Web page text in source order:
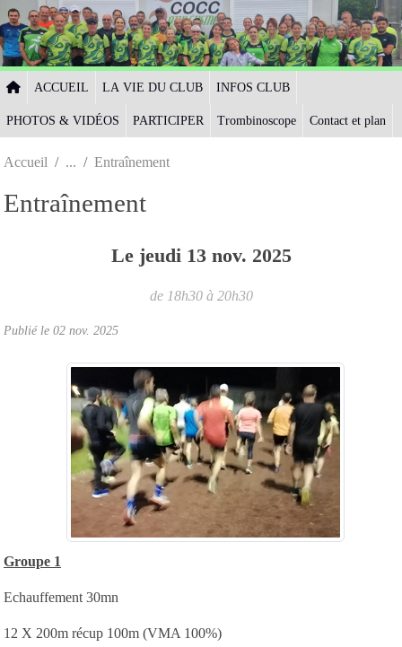
ACCUEIL LA VIE DU CLUB INFOS CLUB
PHOTOS & VIDÉOS PARTICIPER Trombinoscope Contact et plan
Accueil Entraînement
Entraînement
Le jeudi 13 nov. 2025
de 18h30 à 20h30
Publié le 02 nov. 2025
Groupe 1
Echauffement 30mn
12 X 200m récup 100m (VMA 100%)
Panneau de gestion des cookies